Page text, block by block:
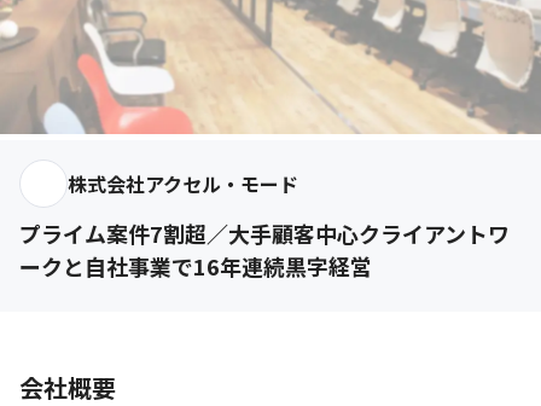
株式会社アクセル・モード
プライム案件7割超／大手顧客中心クライアントワ
ークと自社事業で16年連続黒字経営
会社概要